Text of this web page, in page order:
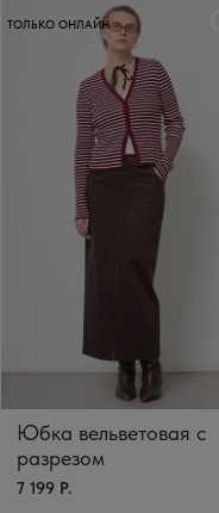
ТОЛЬКО ОНЛАЙН
Юбка вельветовая с
разрезом
7 199 Р.